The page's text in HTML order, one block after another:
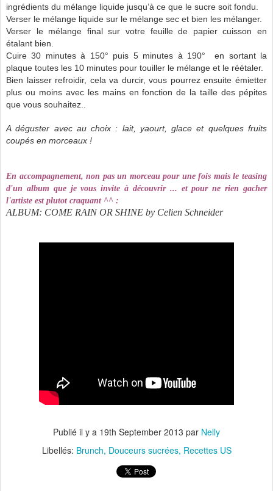
ingrédients du mélange liquide jusqu’à ce que le sucre soit fondu.
Verser le mélange liquide sur le mélange sec et bien les mélanger.
Verser le mélange final sur votre feuille de papier cuisson en
étalant bien.
Cuire 30 minutes à 150° puis 5 minutes à 190° en sortant la
plaque toutes les 10 minutes pour touiller le mélange et le réétaler.
Bien laisser refroidir, cela va durcir, vous pourrez ensuite émietter
plus ou moins avec les mains en fonction de la taille des pépites
que vous souhaitez..
A déguster avec au choix : lait, yaourt, glace et quelques fruits
coupés en morceaux !
En accompagnement, non pas un morceau pour une fois mais le teasing
d'un album que je vous invite à découvrir ... et pour ne rien gacher
l'artiste est plutot craquant ^^ :
ALBUM: COME RAIN OR SHINE by Celien Schneider
Publié il y a 19th September 2013 par Nelly
Libellés: Brunch Douceurs sucrées Recettes US